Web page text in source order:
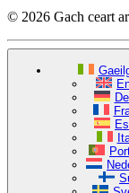
© 2026 Gach ceart